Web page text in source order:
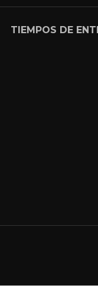
TIEMPOS DE